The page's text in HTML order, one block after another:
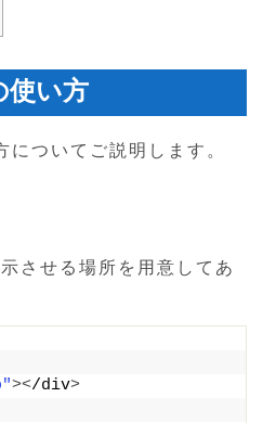
い方
ついてご説明します。
させる場所を用意してあ
></div>